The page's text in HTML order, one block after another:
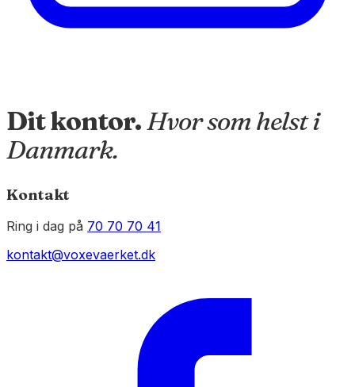
Dit kontor.Hvor som helst i
Danmark.
Kontakt
Ring i dag på 70 70 70 41
kontakt@voxevaerket.dk